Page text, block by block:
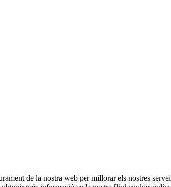
de la nostra web per millorar els nostres